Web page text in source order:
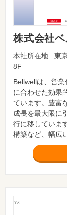
株式会社
本社所在地 : 東
8F
Bellwellは、営
に合わせた効果
ています。豊富
成長を最大限に
行に移していま
構築など、幅広